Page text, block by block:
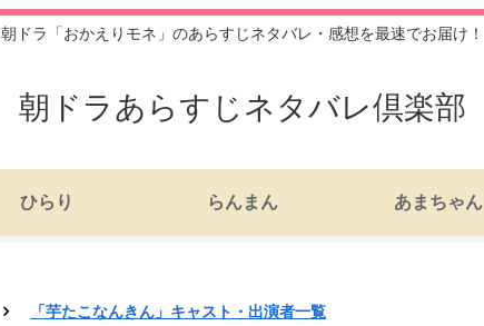
朝ドラ「おかえりモネ」のあらすじネタバレ・感想を最速でお届け！
朝ドラあらすじネタバレ倶楽部
ひらり らんまん あまちゃん
「芋たこなんきん」キャスト・出演者一覧